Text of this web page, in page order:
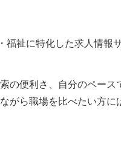
福祉に特化した求人情報
の便利さ、自分のペース
がら職場を比べたい方に